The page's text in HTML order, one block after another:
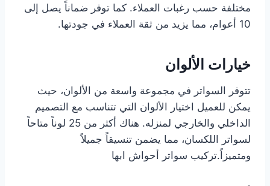
مختلفة حسب رغبات العملاء. كما توفر ضماناً يصل إلى
10 أعوام، مما يزيد من ثقة العملاء في جودتها.
خيارات الألوان
تتوفر السواتر في مجموعة واسعة من الألوان، حيث
يمكن للعميل اختيار الألوان التي تتناسب مع التصميم
الداخلي والخارجي لمنزله. هناك أكثر من 25 لوناً متاحاً
لسواتر اللكسان، مما يضمن تنسيقاً جميلاً
ومتميزاً.تركيب سواتر أحواش ابها